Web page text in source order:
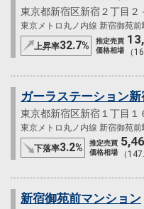
東京都新宿区新宿２丁目２
東京メトロ丸ノ内線 新宿御苑
上昇率32.7%
推定売買
価格相場
（
ガーラステーション
東京都新宿区新宿１丁目１
東京メトロ丸ノ内線 新宿御苑
下落率3.2%
推定売買
価格相場
（
新宿御苑前マンション